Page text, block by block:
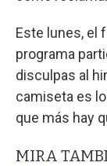
Este lunes, el
programa
disculpas al
camiseta es
que más hay
MIRA